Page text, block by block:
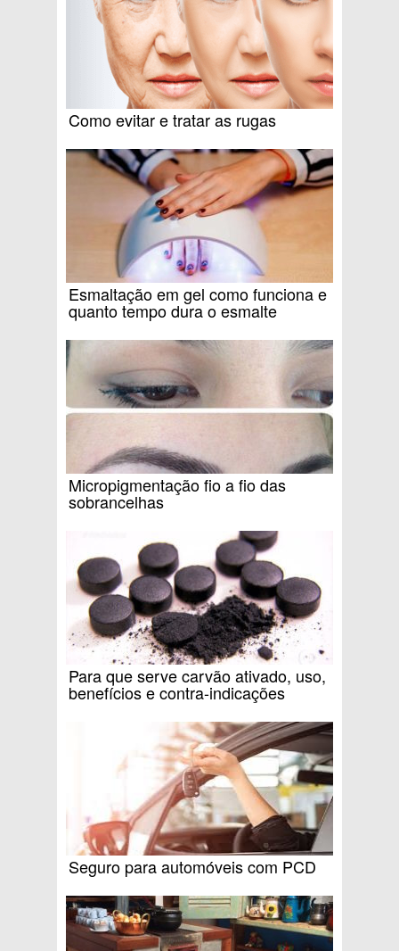
Como evitar e tratar as rugas
Esmaltação em gel como funciona e
quanto tempo dura o esmalte
Micropigmentação fio a fio das
sobrancelhas
Para que serve carvão ativado, uso,
benefícios e contra-indicações
Seguro para automóveis com PCD